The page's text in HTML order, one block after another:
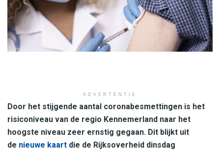
ADVERTENTIE
Door het stijgende aantal coronabesmettingen is het
risiconiveau van de regio Kennemerland naar het
hoogste niveau zeer ernstig gegaan. Dit blijkt uit
de nieuwe kaart die de Rijksoverheid dinsdag